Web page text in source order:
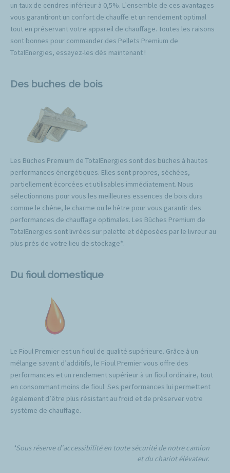
un taux de cendres inférieur à 0,5%. L’ensemble de ces avantages
vous garantiront un confort de chauffe et un rendement optimal
tout en préservant votre appareil de chauffage. Toutes les raisons
sont bonnes pour commander des Pellets Premium de
TotalEnergies, essayez-les dès maintenant !
Des buches de bois
Les Bûches Premium de TotalEnergies sont des bûches à hautes
performances énergétiques. Elles sont propres, séchées,
partiellement écorcées et utilisables immédiatement. Nous
sélectionnons pour vous les meilleures essences de bois durs
comme le chêne, le charme ou le hêtre pour vous garantir des
performances de chauffage optimales. Les Bûches Premium de
TotalEnergies sont livrées sur palette et déposées par le livreur au
plus près de votre lieu de stockage*.
Du fioul domestique
Le Fioul Premier est un fioul de qualité supérieure. Grâce à un
mélange savant d’additifs, le Fioul Premier vous offre des
performances et un rendement supérieur à un fioul ordinaire, tout
en consommant moins de fioul. Ses performances lui permettent
également d’être plus résistant au froid et de préserver votre
système de chauffage.
*Sous réserve d'accessibilité en toute sécurité de notre camion
et du chariot élévateur.